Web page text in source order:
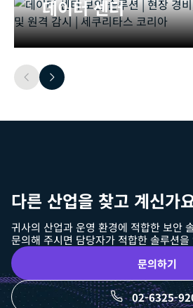
데이터 센터
다른 산업을 찾고 계신가
귀사의 산업과 운영 환경에 적합한 보안
문의해 주시면 담당자가 적합한 솔루션
02-6325-
문의하기